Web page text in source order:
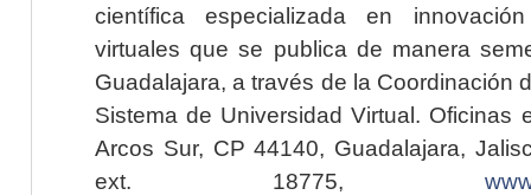
científica especializada en
virtuales que se publica de manera
Guadalajara, a través de la Coordinación
Sistema de Universidad Virtual. Oficinas
Arcos Sur, CP 44140, Guadalajara,
ext. 18775,